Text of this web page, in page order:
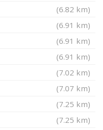
(6.82 km)
(6.91 km)
(6.91 km)
(6.91 km)
(7.02 km)
(7.07 km)
(7.25 km)
(7.25 km)